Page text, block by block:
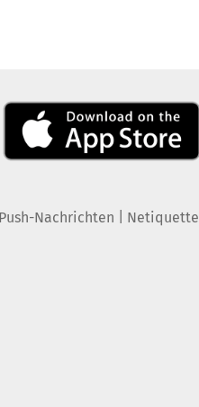
Push-Nachrichten Netiquette